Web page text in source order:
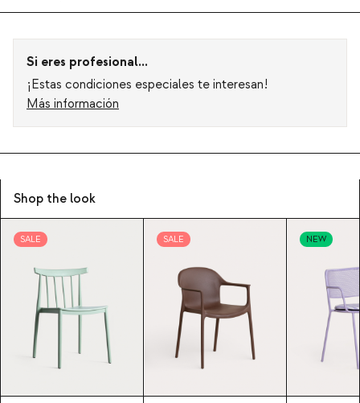
Si eres profesional...
¡Estas condiciones especiales te interesan!
Más información
Shop the look
SALE SALE NEW